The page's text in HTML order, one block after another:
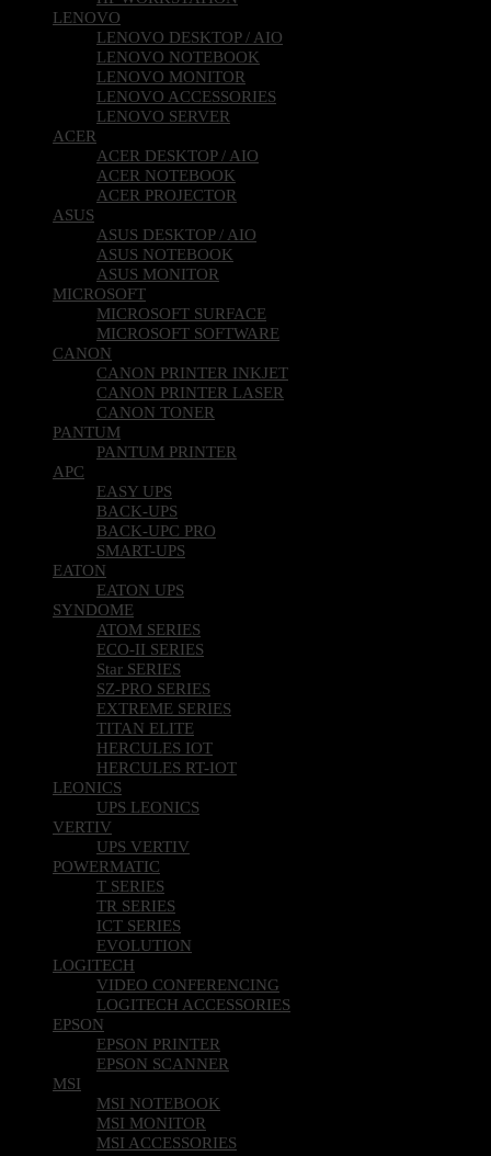
LENOVO
LENOVO DESKTOP / AIO
LENOVO NOTEBOOK
LENOVO MONITOR
LENOVO ACCESSORIES
LENOVO SERVER
ACER
ACER DESKTOP / AIO
ACER NOTEBOOK
ACER PROJECTOR
ASUS
ASUS DESKTOP / AIO
ASUS NOTEBOOK
ASUS MONITOR
MICROSOFT
MICROSOFT SURFACE
MICROSOFT SOFTWARE
CANON
CANON PRINTER INKJET
CANON PRINTER LASER
CANON TONER
PANTUM
PANTUM PRINTER
APC
EASY UPS
BACK-UPS
BACK-UPC PRO
SMART-UPS
EATON
EATON UPS
SYNDOME
ATOM SERIES
ECO-II SERIES
Star SERIES
SZ-PRO SERIES
EXTREME SERIES
TITAN ELITE
HERCULES IOT
HERCULES RT-IOT
LEONICS
UPS LEONICS
VERTIV
UPS VERTIV
POWERMATIC
T SERIES
TR SERIES
ICT SERIES
EVOLUTION
LOGITECH
VIDEO CONFERENCING
LOGITECH ACCESSORIES
EPSON
EPSON PRINTER
EPSON SCANNER
MSI
MSI NOTEBOOK
MSI MONITOR
MSI ACCESSORIES